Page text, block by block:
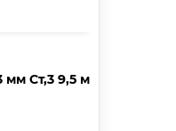
мм Ст,3 9,5 м